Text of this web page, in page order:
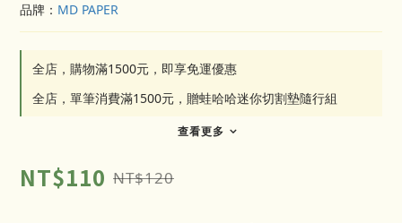
品牌： MD PAPER
全店，購物滿1500元，即享免運優惠
全店，單筆消費滿1500元，贈蛙哈哈迷你切割墊隨行組
查看更多
NT$110 NT$120